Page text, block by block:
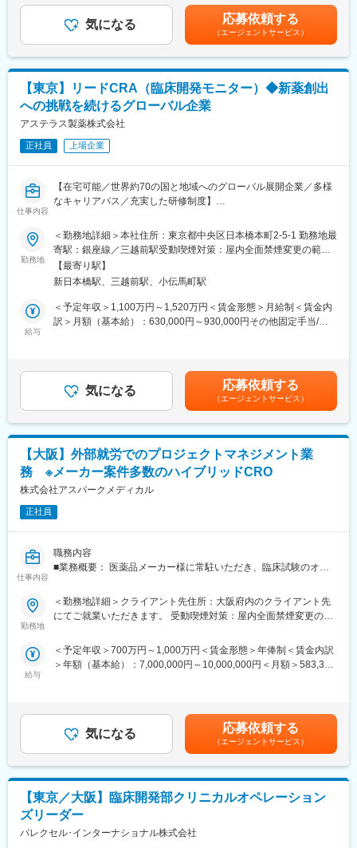
■人のキャリアに向き合う会社：
ご自身の「将来こうなりたい！この経験を積みたい！」という気
す。1か月1回を目安にメンターとの定期面談あり「業務、キャリ
アプラン、お悩み相談」等一緒に考える事ができます。
変更の範囲：会社の定める業務
必要に応じて若手メンバーや外部委託スタッフへの指導・支援も
担います。
・オフィスへの出社頻度は現在、週2－3、４日程※フルリモート
不可
・定期的な国内出張を伴います（月1～2回／2か月に1回程度）。
■企業の特徴／魅力：
業であり、最先端のライフサイエンス・イノベーターとして知ら
れています。医療の最前線で科学の進歩を実現し、患者さんの
の成長を大切にし、働きやすい環境と充実した福利厚生制度を備
えています。キャリアアップの機会も多く、自身の成長を実感し
ながら働くことができます。
年1回■昇給：年1回（7月）賃金はあくまでも目安の金額であり、
選考を通じて上下する可能性があります。月給(月額)は固定手当を
気になる 応募依頼する
（エージェントサービス）
【東京】リードCRA（臨床開発モニター）◆新薬創出
への挑戦を続けるグローバル企業
アステラス製薬株式会社
正社員 上場企業
仕事内容
【在宅可能／世界約70の国と地域へのグローバル展開企業／多様
なキャリアパス／充実した研修制度】
■業務内容：
・医療機関選定（Site Selection）
・施設実施可能性評価（Feasibility Assessment）
・被験者募集・登録推進戦略の策定・実行
・施設立ち上げ（Site Activation／Initiation）
・オンサイトおよびリモートモニタリング
・医療機関との関係構築・管理
・Site ManagerおよびCRAの育成・指導
本ポジションはSite Management Leadへレポートし、マトリクス
組織の中でグローバル試験チームと連携しながら業務を遂行しま
■働き方について：
・裁量労働制
・オフィスへの出社頻度は現在、週2－3、４日程※フルリモート
・定期的な国内出張を伴います（月1～2回／2か月に1回程度）。
■企業の特徴／魅力：
当社は、世界約70の国と地域でビジネスを展開するグローバル企
れています。医療の最前線で科学の進歩を実現し、患者さんの
「価値」に変えることを目指しています。また、社員一人ひとり
えています。キャリアアップの機会も多く、自身の成長を実感し
ながら働くことができます。
勤務地
＜勤務地詳細＞本社住所：東京都中央区日本橋本町2-5-1 勤務地最
寄駅：銀座線／三越前駅受動喫煙対策：屋内全面禁煙変更の範
囲：会社の定める事業所（リモートワーク含む）
【最寄り駅】
新日本橋駅、三越前駅、小伝馬町駅
給与
＜予定年収＞1,100万円～1,520万円＜賃金形態＞月給制＜賃金内
訳＞月額（基本給）：630,000円～930,000円その他固定手当/
(職務給に内包）■賞与：年1回■昇給：年1回（7月）賃金はあくま
でも目安の金額であり、選考を通じて上下する可能性がありま
す。月給(月額)は固定手当を含めた表記です。
気になる 応募依頼する
（エージェントサービス）
【大阪】外部就労でのプロジェクトマネジメント業
務 ※メーカー案件多数のハイブリッドCRO
株式会社アスパークメディカル
正社員
仕事内容
職務内容
■業務概要： 医薬品メーカー様に常駐いただき、臨床試験のオペ
■具体的な業務内容 ：
・治験実施医療機関における治験実施状況の確認や、委託先の管
・施設での治験実施管理、症例登録の促進、CROマネジメント、
リスクマネジメント
会との協議・連携
■同社の魅力： 2005年に設立した派遣型＋受託型のハイブリッド
CROで、現在は派遣7：3受託の割合となっています。現在受託案
件も右肩上がりで増加中。
変更の範囲：会社の定める業務
勤務地
＜勤務地詳細＞クライアント先住所：大阪府内のクライアント先
にてご就業いただきます。 受動喫煙対策：屋内全面禁煙変更の範
給与
＜予定年収＞700万円～1,000万円＜賃金形態＞年俸制＜賃金内訳
＞年額（基本給）：7,000,000円～10,000,000円＜月額＞583,333
る可能性があります。月給(月額)は固定手当を含めた表記です。
気になる 応募依頼する
（エージェントサービス）
【東京／大阪】臨床開発部クリニカルオペレーション
ズリーダー
パレクセル･インターナショナル株式会社